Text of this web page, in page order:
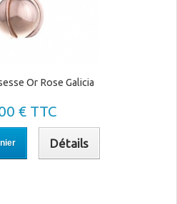
Or Rose Galicia
€ TTC
Détails